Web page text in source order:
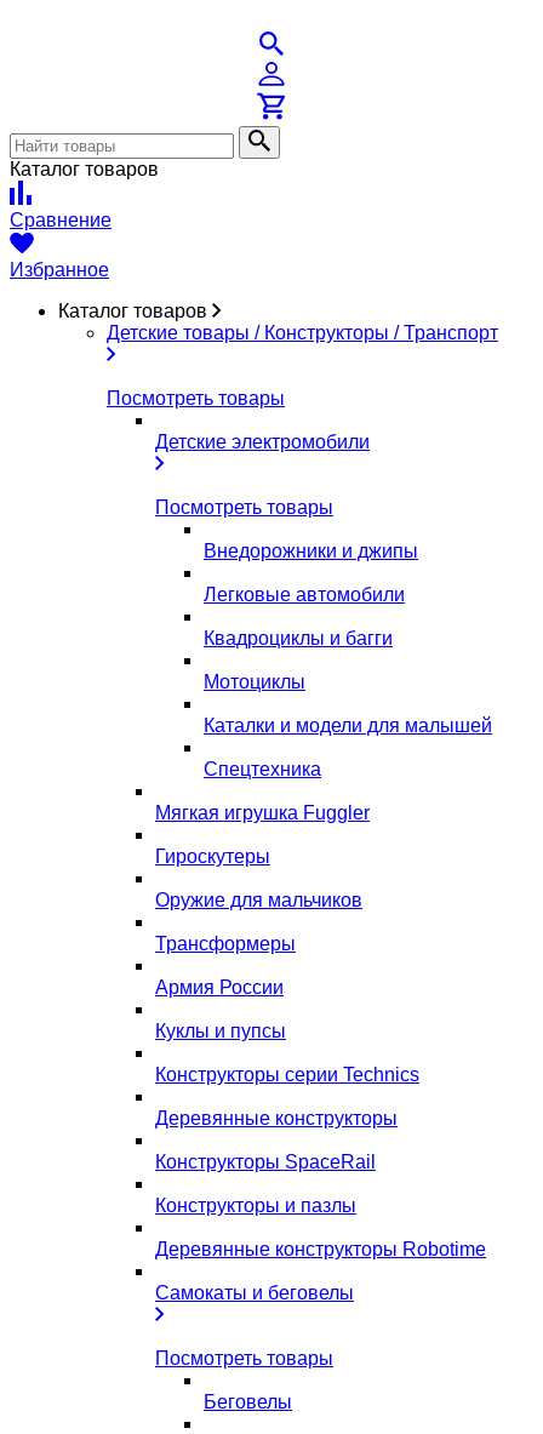
Каталог товаров
Сравнение
Избранное
Каталог товаров
Детские товары / Конструкторы / Транспорт
Посмотреть товары
Детские электромобили
Посмотреть товары
Внедорожники и джипы
Легковые автомобили
Квадроциклы и багги
Мотоциклы
Каталки и модели для малышей
Спецтехника
Мягкая игрушка Fuggler
Гироскутеры
Оружие для мальчиков
Трансформеры
Армия России
Куклы и пупсы
Конструкторы серии Technics
Деревянные конструкторы
Конструкторы SpaceRail
Конструкторы и пазлы
Деревянные конструкторы Robotime
Самокаты и беговелы
Посмотреть товары
Беговелы